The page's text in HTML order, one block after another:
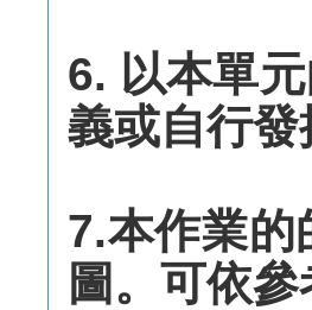
6. 以本單
義或自行發
7.本作業的
圖。可依